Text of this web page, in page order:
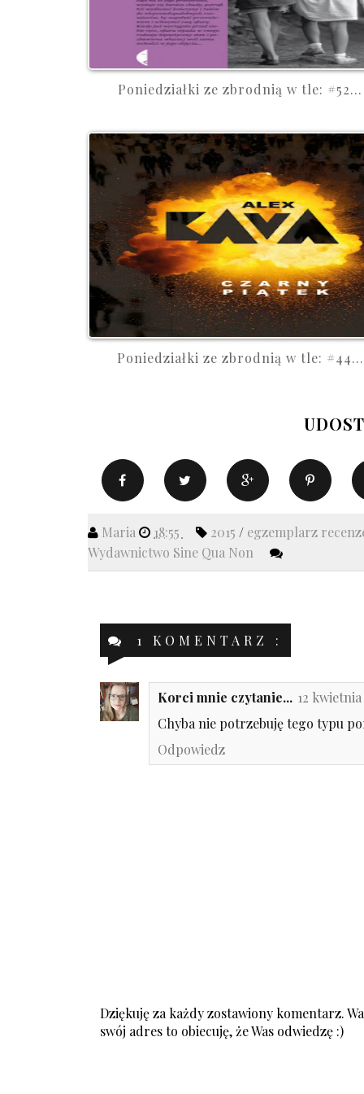
Poniedziałki ze zbrodnią w tle: #52...
Poniedziałki ze zbrodnią w tle: #44...
Maria 18:55 2015 / egzemplarz
Wydawnictwo Sine Qua Non
1 KOMENTARZ :
Korci mnie czytanie... 12 kwietnia
Chyba nie potrzebuję tego typu
Odpowiedz
Dziękuję za każdy zostawiony komentarz.
swój adres to obiecuję, że Was odwiedzę :)